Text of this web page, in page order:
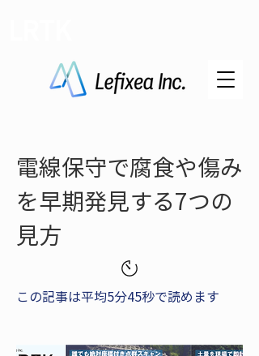
電線保守で腐食や傷み
を早期発見する7つの
見方
この記事は平均5分45秒で読めます